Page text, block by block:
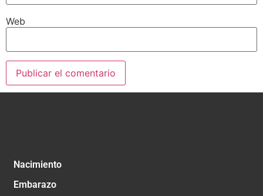
Web
Nacimiento
Embarazo